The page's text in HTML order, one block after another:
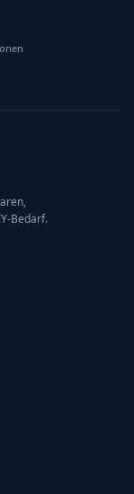
Bedarf.